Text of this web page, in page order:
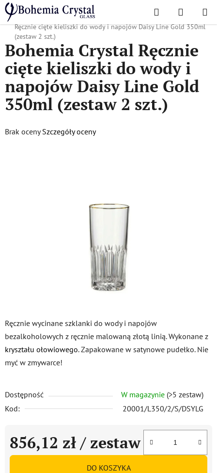
Przejść
do
treści
Szukaj KOSZYK
Home
/ Popularne kolekcje / Złota linia Daisy
Bohemia Crystal
Ręcznie cięte kieliszki do wody i napojów Daisy Line Gold 350ml
(zestaw 2 szt.)
Ręcznie wycinane szklanki do wody i napojów
bezalkoholowych z ręcznie malowaną złotą linią. Wykonane z
kryształu ołowiowego. Zapakowane w satynowe pudełko. Nie
myć w zmywarce!
Dostępność W magazynie (>5 zestaw)
Kod:
20001/L350/2/S/DSYLG
856,12 zł / zestaw
Cena jednostkowa:
DO KOSZYKA
Bohemia Crystal Ręcznie
cięte kieliszki do wody i
napojów Daisy Line Gold
350ml (zestaw 2 szt.)
Średnia
Brak oceny Szczegóły oceny